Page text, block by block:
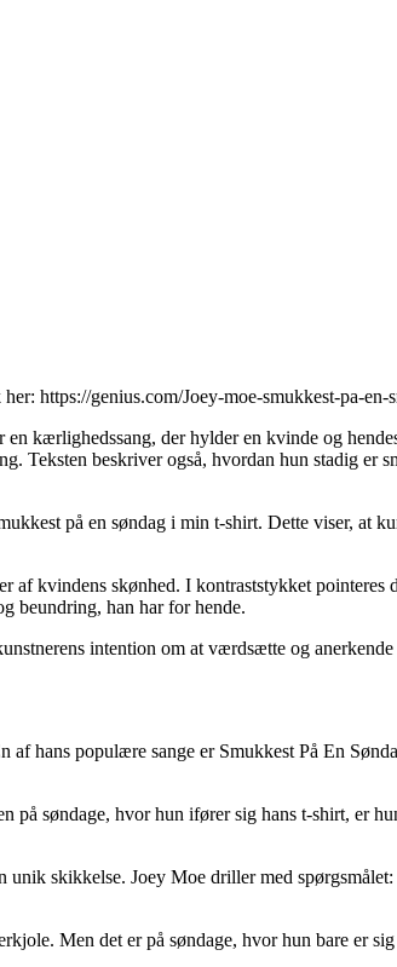
her: https://genius.com/Joey-moe-smukkest-pa-en-
kærlighedssang, der hylder en kvinde og
Teksten beskriver også, hvordan hun stadig er
på en søndag i min t-shirt. Dette viser, at
kvindens skønhed. I kontraststykket pointeres
beundring, han har for hende.
intention om at værdsætte og anerkende
hans populære sange er Smukkest På En
søndage, hvor hun ifører sig hans t-shirt, er
skikkelse. Joey Moe driller med
Men det er på søndage, hvor hun bare er